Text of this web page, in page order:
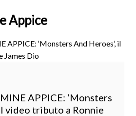
Appice
APPICE: ‘Monsters
video tributo a Ronnie